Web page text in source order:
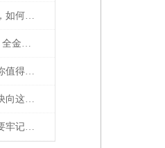
精密影像测量仪有哪些故障，如何解决
PosiTector 6000 涂层厚度仪 | 全金属通用 高精度工业测厚解决方案
内齿量仪实用方便优点多，你值得拥有
橡胶硬度测试仪不会使用？快向这里看过来
内齿量仪的使用及维护都需要牢记注意事项才行